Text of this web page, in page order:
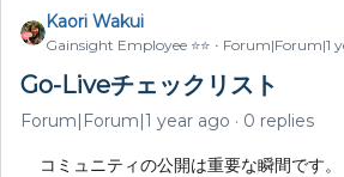
Kaori Wakui
Gainsight Employee ⭐️⭐️ Forum|Forum|1
Go-Liveチェックリスト
Forum|Forum|1 year ago 0 replies
コミュニティの公開は重要な瞬間です。